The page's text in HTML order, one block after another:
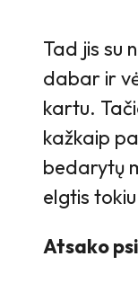
Tad jis su
dabar ir
kartu.
kažkaip
bedarytų
elgtis
Atsako